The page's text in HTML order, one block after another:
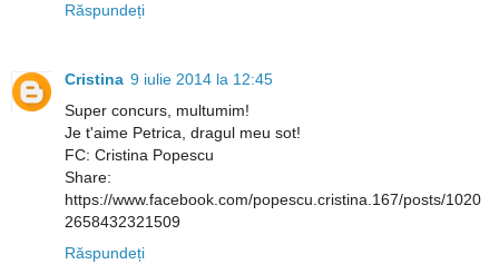
Răspundeți
Cristina 9 iulie 2014 la 12:45
Super concurs, multumim!
Je t'aime Petrica, dragul meu sot!
FC: Cristina Popescu
Share:
https://www.facebook.com/popescu.cristina.167/posts/1020
2658432321509
Răspundeți